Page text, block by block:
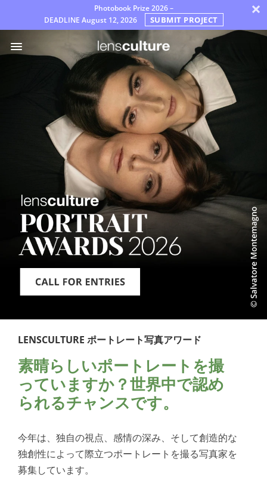
Photobook Prize 2026 –
DEADLINE August 12, 2026 SUBMIT PROJECT ×
ワ
LENSCULTURE ポートレート写真アワード
素晴らしいポートレートを撮
っていますか？世界中で認め
られるチャンスです。
今年は、独自の視点、感情の深み、そして創造的な
独創性によって際立つポートレートを撮る写真家を
募集しています。